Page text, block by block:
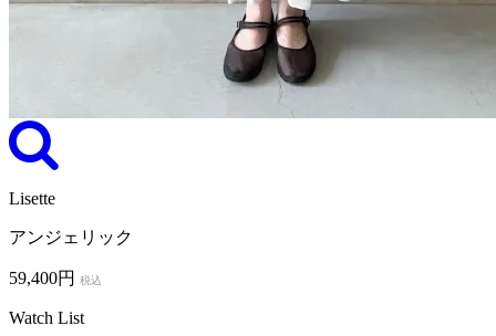
Lisette
アンジェリック
59,400円 税込
Watch List